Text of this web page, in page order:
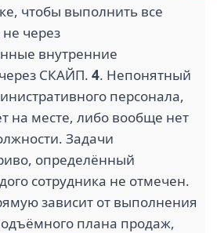
чтобы выполнить все
не через
внутренние
СКАЙП. 4. Непонятный
персонала,
на месте, либо вообще нет
Задачи
определённый
сотрудника не отмечен.
зависит от выполнения
плана продаж,